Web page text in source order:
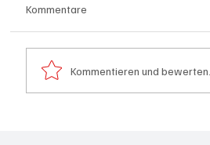
Kommentare
Kommentieren und bewerten...